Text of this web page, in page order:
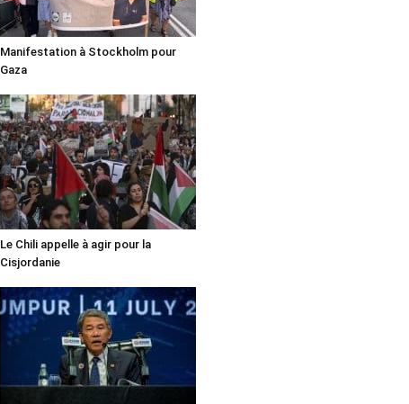
Manifestation à Stockholm pour
Gaza
Le Chili appelle à agir pour la
Cisjordanie